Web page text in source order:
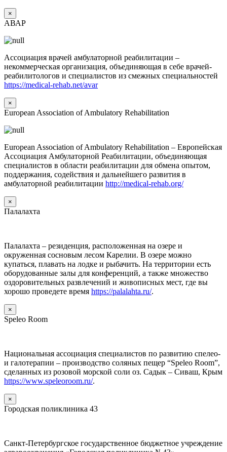
×
АВАР
Ассоциация врачей амбулаторной реабилитации –
некоммерческая организация, объединяющая в себе врачей-
реабилитологов и специалистов из смежных специальностей
https://medical-rehab.net/avar
×
European Association of Ambulatory Rehabilitation
European Association of Ambulatory Rehabilitation – Европейская
Ассоциация Амбулаторной Реабилитации, объединяющая
специалистов в области реабилитации для обмена опытом,
поддержания, содействия и дальнейшего развития в
амбулаторной реабилитации http://medical-rehab.org/
×
Палалахта
Палалахта – резиденция, расположенная на озере и
окруженная сосновым лесом Карелии. В озере можно
купаться, плавать на лодке и рыбачить. На территории есть
оборудованные залы для конференций, а также множество
оздоровительных развлечений и живописных мест, где вы
хорошо проведете время https://palalahta.ru/.
×
Speleo Room
Национальная ассоциация специалистов по развитию спелео-
и галотерапии – производство соляных пещер “Speleo Room”,
сделанных из розовой морской соли оз. Садык – Сиваш, Крым
https://www.speleoroom.ru/.
×
Городская поликлиника 43
Санкт-Петербургское государственное бюджетное учреждение